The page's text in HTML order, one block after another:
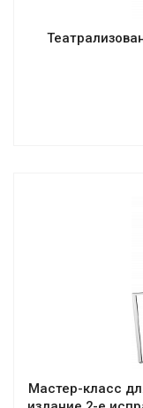
Мастер-класс